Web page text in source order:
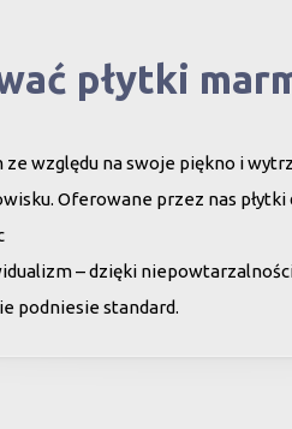
płytki
względu na swoje piękno i
Oferowane przez nas
– dzięki
podniesie standard.